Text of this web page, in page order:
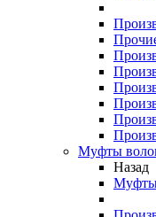
Муфты
Назад
Муфты